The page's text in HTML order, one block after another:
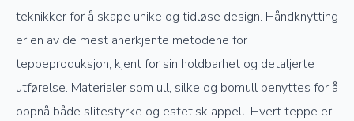
teknikker for å skape unike og tidløse design. Håndknytting
er en av de mest anerkjente metodene for
teppeproduksjon, kjent for sin holdbarhet og detaljerte
utførelse. Materialer som ull, silke og bomull benyttes for å
oppnå både slitestyrke og estetisk appell. Hvert teppe er